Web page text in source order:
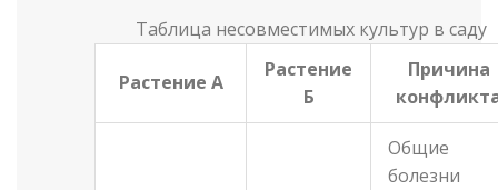
Таблица несовместимых культур в саду
Растение А
Растение
Б
Причина
Общие
болезни